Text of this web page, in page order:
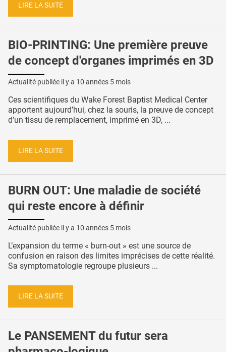
LIRE LA SUITE
BIO-PRINTING: Une première preuve
de concept d'organes imprimés en 3D
Actualité publiée il y a 10 années 5 mois
Ces scientifiques du Wake Forest Baptist Medical Center
apportent aujourd’hui, chez la souris, la preuve de concept
d’un tissu de remplacement, imprimé en 3D, ...
LIRE LA SUITE
BURN OUT: Une maladie de société
qui reste encore à définir
Actualité publiée il y a 10 années 5 mois
L’expansion du terme « burn-out » est une source de
confusion en raison des limites imprécises de cette réalité.
Sa symptomatologie regroupe plusieurs ...
LIRE LA SUITE
Le PANSEMENT du futur sera